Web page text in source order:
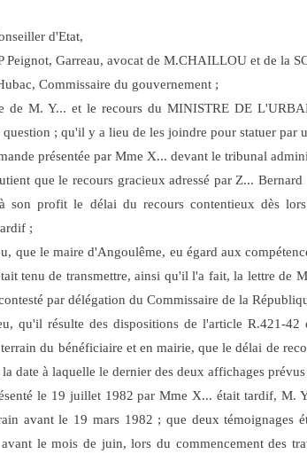
d'Etat,
Peignot, Garreau, avocat de M.CHAILLOU et de la
Commissaire du gouvernement ;
de M. Y... et le recours du MINISTRE DE
; qu'il y a lieu de les joindre pour statuer par
présentée par Mme X... devant le tribunal
que le recours gracieux adressé par Z...
son profit le délai du recours contentieux dès
;
que le maire d'Angoulême, eu égard aux
tenu de transmettre, ainsi qu'il l'a fait, la lettre de
par délégation du Commissaire de la
qu'il résulte des dispositions de l'article R.421-
du bénéficiaire et en mairie, que le délai de
date à laquelle le dernier des deux affichages
le 19 juillet 1982 par Mme X... était tardif, M.
avant le 19 mars 1982 ; que deux témoignages
le mois de juin, lors du commencement des